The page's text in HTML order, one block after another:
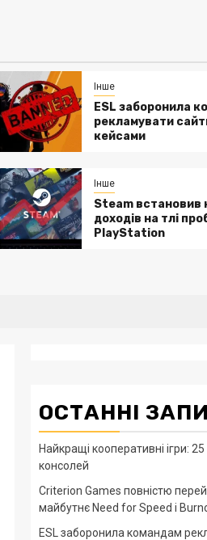
Інше
ESL заборонила
рекламувати
кейсами
Інше
Steam встановив
доходів на тлі
PlayStation
ОСТАННІ
Найкращі кооперативні ігри:
консолей
Criterion Games повністю
майбутнє Need for Speed і
ESL заборонила командам